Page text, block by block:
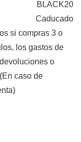
BLACK20
Caducado
si compras 3 o
los gastos de
o
caso de